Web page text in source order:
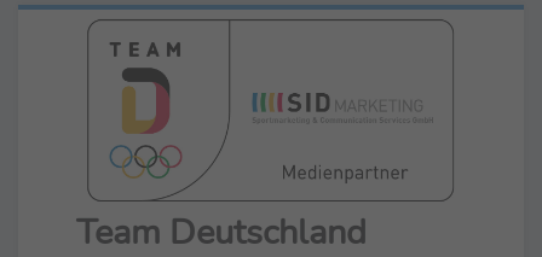
Team Deutschland